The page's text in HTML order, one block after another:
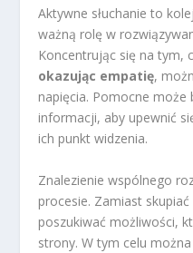
Aktywne słuchanie to
ważną rolę w
Koncentrując się na tym,
okazując empatię,
napięcia. Pomocne może
informacji, aby upewnić
ich punkt widzenia.
Znalezienie wspólnego
procesie. Zamiast
poszukiwać możliwości,
strony. W tym celu